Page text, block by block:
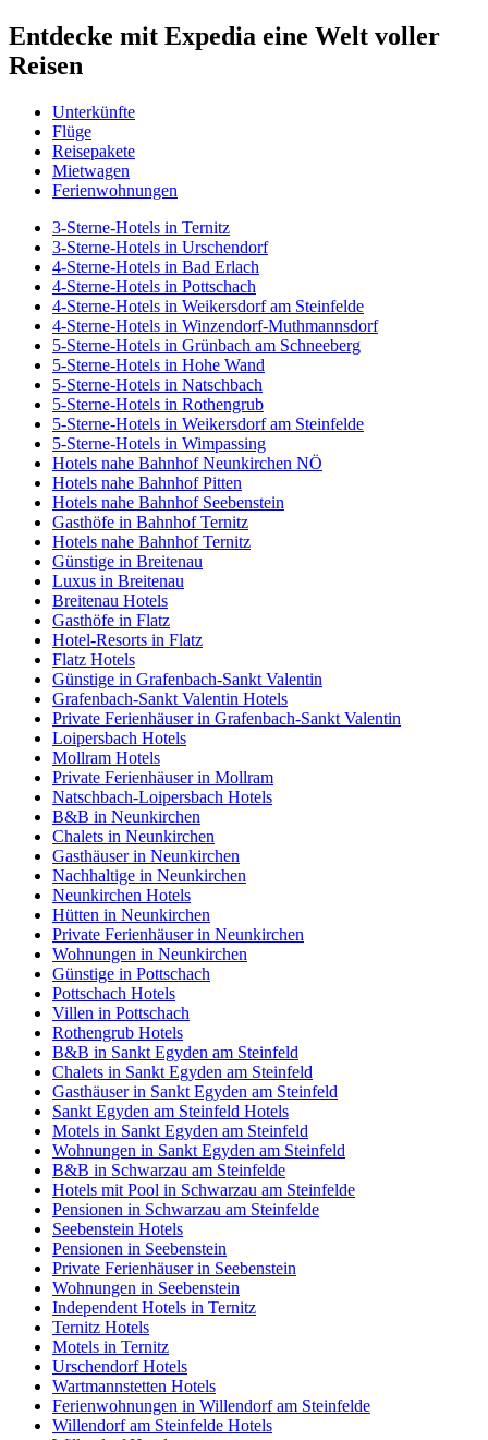
Entdecke mit Expedia eine Welt voller
Reisen
Unterkünfte
Flüge
Reisepakete
Mietwagen
Ferienwohnungen
3-Sterne-Hotels in Ternitz
3-Sterne-Hotels in Urschendorf
4-Sterne-Hotels in Bad Erlach
4-Sterne-Hotels in Pottschach
4-Sterne-Hotels in Weikersdorf am Steinfelde
4-Sterne-Hotels in Winzendorf-Muthmannsdorf
5-Sterne-Hotels in Grünbach am Schneeberg
5-Sterne-Hotels in Hohe Wand
5-Sterne-Hotels in Natschbach
5-Sterne-Hotels in Rothengrub
5-Sterne-Hotels in Weikersdorf am Steinfelde
5-Sterne-Hotels in Wimpassing
Hotels nahe Bahnhof Neunkirchen NÖ
Hotels nahe Bahnhof Pitten
Hotels nahe Bahnhof Seebenstein
Gasthöfe in Bahnhof Ternitz
Hotels nahe Bahnhof Ternitz
Günstige in Breitenau
Luxus in Breitenau
Breitenau Hotels
Gasthöfe in Flatz
Hotel-Resorts in Flatz
Flatz Hotels
Günstige in Grafenbach-Sankt Valentin
Grafenbach-Sankt Valentin Hotels
Private Ferienhäuser in Grafenbach-Sankt Valentin
Loipersbach Hotels
Mollram Hotels
Private Ferienhäuser in Mollram
Natschbach-Loipersbach Hotels
B&B in Neunkirchen
Chalets in Neunkirchen
Gasthäuser in Neunkirchen
Nachhaltige in Neunkirchen
Neunkirchen Hotels
Hütten in Neunkirchen
Private Ferienhäuser in Neunkirchen
Wohnungen in Neunkirchen
Günstige in Pottschach
Pottschach Hotels
Villen in Pottschach
Rothengrub Hotels
B&B in Sankt Egyden am Steinfeld
Chalets in Sankt Egyden am Steinfeld
Gasthäuser in Sankt Egyden am Steinfeld
Sankt Egyden am Steinfeld Hotels
Motels in Sankt Egyden am Steinfeld
Wohnungen in Sankt Egyden am Steinfeld
B&B in Schwarzau am Steinfelde
Hotels mit Pool in Schwarzau am Steinfelde
Pensionen in Schwarzau am Steinfelde
Seebenstein Hotels
Pensionen in Seebenstein
Private Ferienhäuser in Seebenstein
Wohnungen in Seebenstein
Independent Hotels in Ternitz
Ternitz Hotels
Motels in Ternitz
Urschendorf Hotels
Wartmannstetten Hotels
Ferienwohnungen in Willendorf am Steinfelde
Willendorf am Steinfelde Hotels